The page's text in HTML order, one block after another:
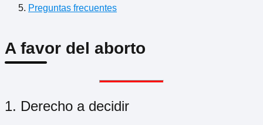
Preguntas frecuentes
A favor del aborto
1. Derecho a decidir